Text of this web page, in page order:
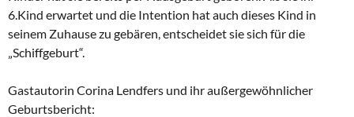
6.Kind erwartet und die Intention hat auch dieses Kind in
seinem Zuhause zu gebären, entscheidet sie sich für die
„Schiffgeburt“.
Gastautorin Corina Lendfers und ihr außergewöhnlicher
Geburtsbericht: